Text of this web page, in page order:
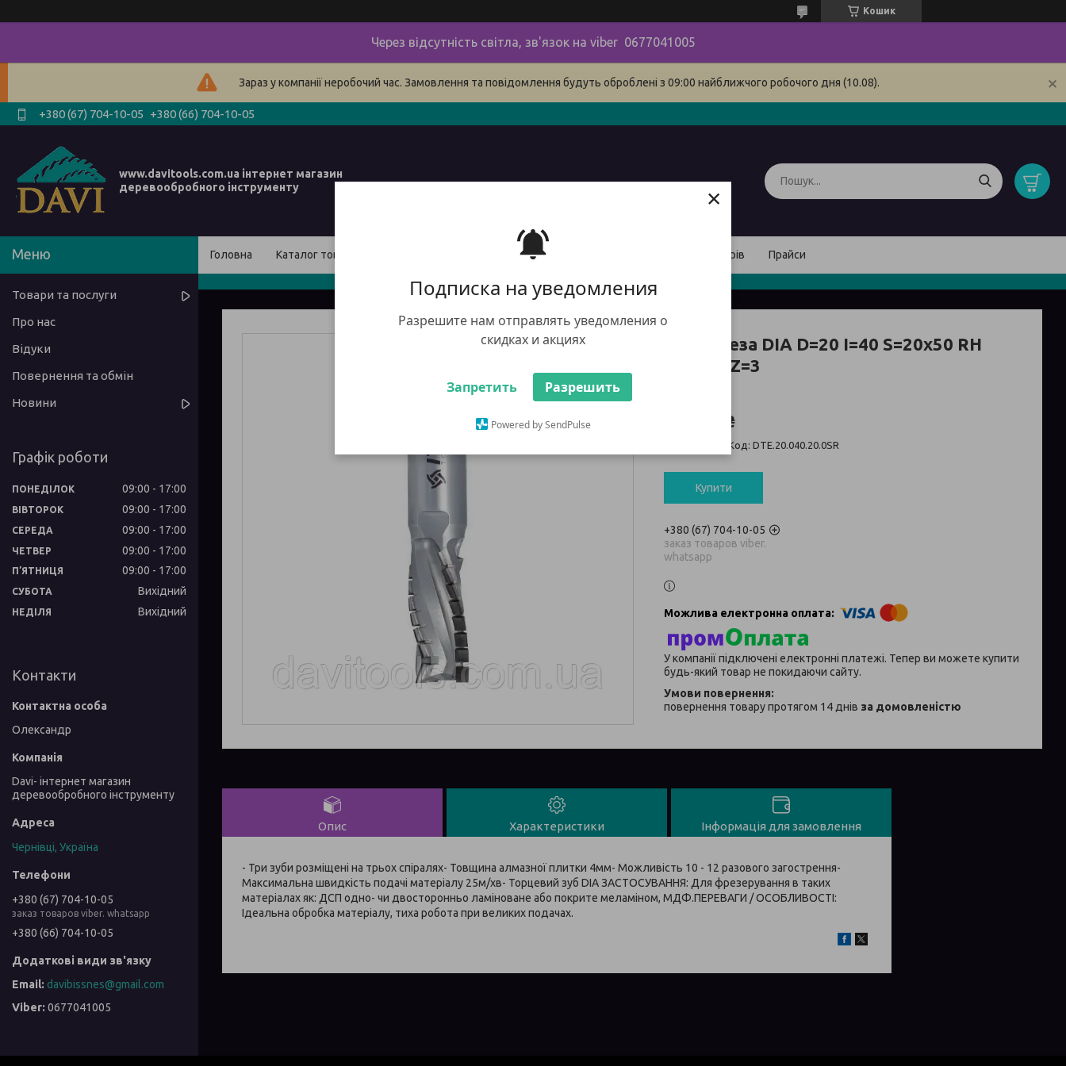
Подписка на уведомления
Разрешите нам отправлять уведомления о
скидках и акциях
Запретить Разрешить
Powered by SendPulse
×
Кошик
Через відсутність світла, зв'язок на viber 0677041005
Зараз у компанії неробочий час. Замовлення та повідомлення будуть оброблені з 09:00 найближчого робочого дня (10.08).
+380 (67) 704-10-05 +380 (66) 704-10-05
www.davitools.com.ua інтернет магазин
деревообробного інструменту
Головна Каталог товарів наші контакти Доставка і оплата товарів Прайси
DTE Фреза DIA D=20 I=40 S=20x50 RH
TURBO Z=3
39 820 ₴
Код: DTE.20.040.20.0SR
Купити
+380 (67) 704-10-05
заказ товаров viber.
whatsapp
У компанії підключені електронні платежі. Тепер ви можете купити
будь-який товар не покидаючи сайту.
повернення товару протягом 14 днів за домовленістю
Опис Характеристики Інформація для замовлення
- Три зуби розміщені на трьох спіралях- Товщина алмазної плитки 4мм- Можливість 10 - 12 разового загострення-
Максимальна швидкість подачі матеріалу 25м/хв- Торцевий зуб DIA ЗАСТОСУВАННЯ: Для фрезерування в таких
матеріалах як: ДСП одно- чи двосторонньо ламіноване або покрите меламіном, МДФ.ПЕРЕВАГИ / ОСОБЛИВОСТІ:
Ідеальна обробка матеріалу, тиха робота при великих подачах.
Товари та послуги
Про нас
Відуки
Повернення та обмін
Новини
Графік роботи
ПОНЕДІЛОК 09:00 17:00
ВІВТОРОК 09:00 17:00
СЕРЕДА 09:00 17:00
ЧЕТВЕР 09:00 17:00
ПʼЯТНИЦЯ 09:00 17:00
СУБОТА Вихідний
НЕДІЛЯ Вихідний
Контакти
Олександр
Davi- інтернет магазин
деревообробного інструменту
Чернівці, Україна
+380 (67) 704-10-05
заказ товаров viber. whatsapp
+380 (66) 704-10-05
davibissnes@gmail.com
0677041005